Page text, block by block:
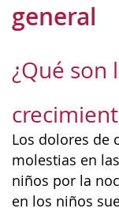
general
¿Qué son
Los dolores de
molestias en
niños por la
en los niños